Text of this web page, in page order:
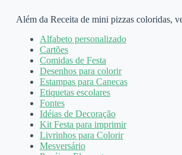
Além da Receita de mini pizzas coloridas,
Alfabeto personalizado
Cartões
Comidas de Festa
Desenhos para colorir
Estampas para Canecas
Etiquetas escolares
Fontes
Idéias de Decoração
Kit Festa para imprimir
Livrinhos para Colorir
Mesversário